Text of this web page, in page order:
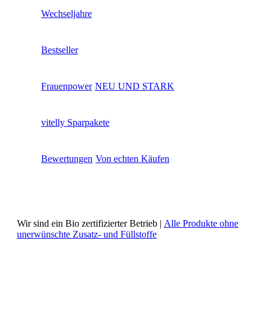
Wechseljahre
Bestseller
Frauenpower NEU UND STARK
vitelly Sparpakete
Bewertungen Von echten Käufen
Wir sind ein Bio zertifizierter Betrieb | Alle Produkte ohne
unerwünschte Zusatz- und Füllstoffe